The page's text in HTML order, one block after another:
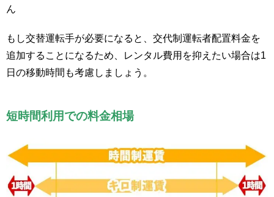
ん
もし交替運転手が必要になると、交代制運転者配置料金を
追加することになるため、レンタル費用を抑えたい場合は1
日の移動時間も考慮しましょう。
短時間利用での料金相場